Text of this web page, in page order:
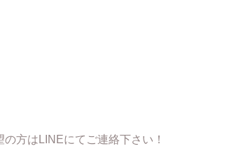
方はLINEにてご連絡下さい！